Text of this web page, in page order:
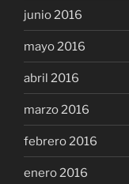
junio 2016
mayo 2016
abril 2016
marzo 2016
febrero 2016
enero 2016